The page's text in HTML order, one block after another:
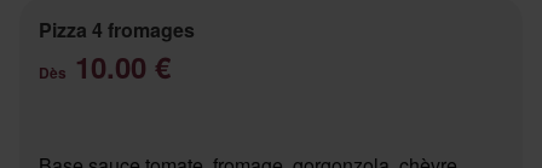
Pizza 4 fromages
Dès 10.00 €